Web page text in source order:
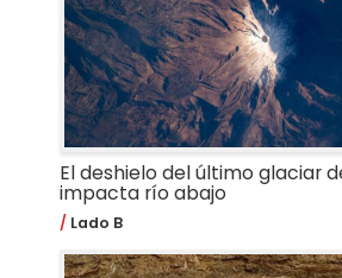
El deshielo del último glaciar
impacta río abajo
Lado B